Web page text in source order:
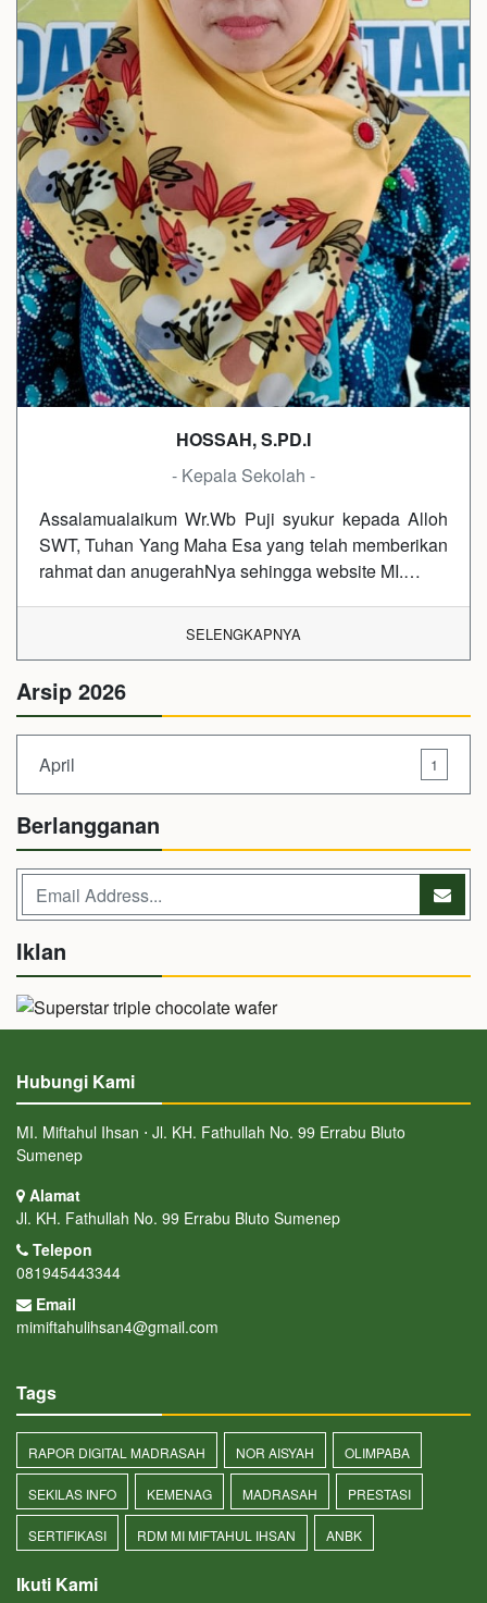
HOSSAH, S.PD.I
- Kepala Sekolah -
Assalamualaikum Wr.Wb Puji syukur kepada Alloh
SWT, Tuhan Yang Maha Esa yang telah memberikan
rahmat dan anugerahNya sehingga website MI.…
SELENGKAPNYA
Arsip 2026
April 1
Berlangganan
Iklan
Hubungi Kami
MI. Miftahul Ihsan ⋅ Jl. KH. Fathullah No. 99 Errabu Bluto
Sumenep
Alamat
Jl. KH. Fathullah No. 99 Errabu Bluto Sumenep
Telepon
081945443344
Email
mimiftahulihsan4@gmail.com
Tags
RAPOR DIGITAL MADRASAH NOR AISYAH OLIMPABA
SEKILAS INFO KEMENAG MADRASAH PRESTASI
SERTIFIKASI RDM MI MIFTAHUL IHSAN ANBK
Ikuti Kami